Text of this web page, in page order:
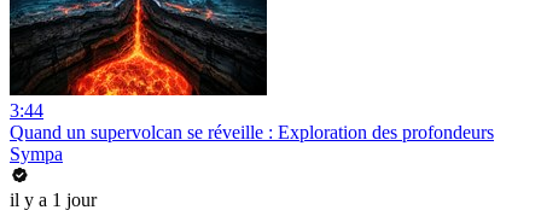
3:44
Quand un supervolcan se réveille : Exploration des profondeurs
Sympa
il y a 1 jour